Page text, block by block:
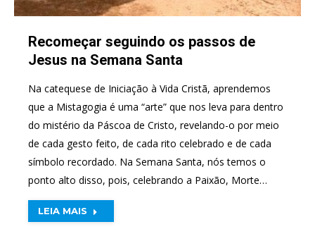
Recomeçar seguindo os passos de
Jesus na Semana Santa
Na catequese de Iniciação à Vida Cristã, aprendemos
que a Mistagogia é uma “arte” que nos leva para dentro
do mistério da Páscoa de Cristo, revelando-o por meio
de cada gesto feito, de cada rito celebrado e de cada
símbolo recordado. Na Semana Santa, nós temos o
ponto alto disso, pois, celebrando a Paixão, Morte…
LEIA MAIS